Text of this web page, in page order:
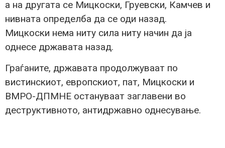
а на другата се Мицкоски, Груевски, Камчев и
нивната определба да се оди назад.
Мицкоски нема ниту сила ниту начин да ја
однесе државата назад.
Граѓаните, државата продолжуваат по
вистинскиот, европскиот, пат, Мицкоски и
ВМРО-ДПМНЕ остануваат заглавени во
деструктивното, антидржавно однесување.